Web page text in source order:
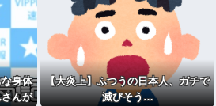
身体
んが
【大炎上】ふつうの日本人、ガチで
滅びそう…